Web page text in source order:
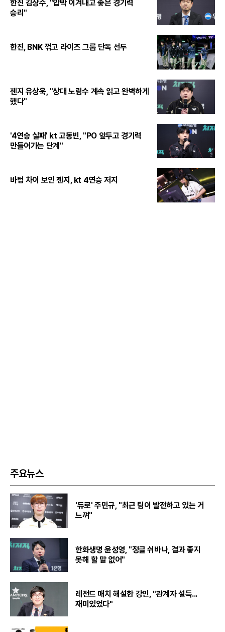
한진 김상수, "압박 이겨내고 좋은 경기력
승리"
한진, BNK 꺾고 라이즈 그룹 단독 선두
젠지 유상욱, "상대 노림수 계속 읽고 완벽하게
했다"
'4연승 실패' kt 고동빈, "PO 앞두고 경기력
만들어가는 단계"
바텀 차이 보인 젠지, kt 4연승 저지
주요뉴스
'듀로' 주민규, "최근 팀이 발전하고 있는 거
느껴"
한화생명 윤성영, "정글 쉬바나, 결과 좋지
못해 할 말 없어"
레전드 매치 해설한 강민, "관계자 설득...
재미있었다"